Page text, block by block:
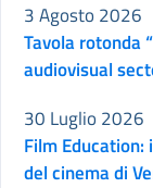
Tavola rotonda
audiovisual
3 Agosto 2026
Film
del cinema di
30 Luglio 2026